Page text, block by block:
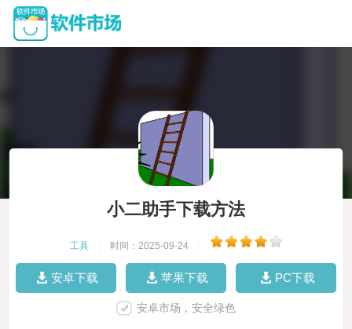
小二助手下载方法
工具 时间：2025-09-24
安卓下载 苹果下载 PC下载
安卓市场，安全绿色